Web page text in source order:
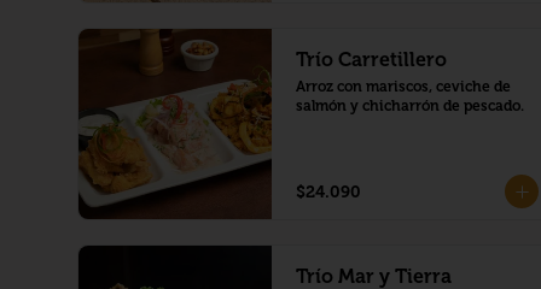
Trío Carretillero
Arroz con mariscos, ceviche de
salmón y chicharrón de pescado.
$24.090
Trío Mar y Tierra